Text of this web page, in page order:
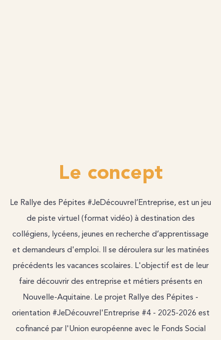
Le concept
Le Rallye des Pépites #JeDécouvrel’Entreprise, est un jeu
de piste virtuel (format vidéo) à destination des
collégiens, lycéens, jeunes en recherche d’apprentissage
et demandeurs d'emploi. Il se déroulera sur les matinées
précédents les vacances scolaires. L'objectif est de leur
faire découvrir des entreprise et métiers présents en
Nouvelle-Aquitaine. Le projet Rallye des Pépites -
orientation #JeDécouvrel'Entreprise #4 - 2025-2026 est
cofinancé par l'Union européenne avec le Fonds Social